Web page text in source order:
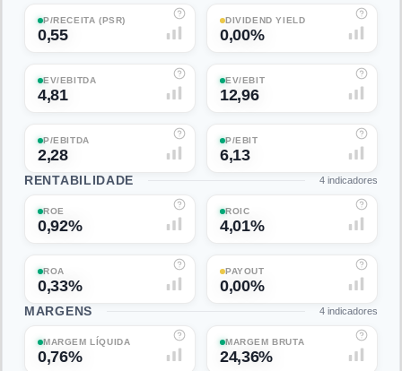
P/RECEITA (PSR)
0,55
DIVIDEND YIELD
0,00%
EV/EBITDA
4,81
EV/EBIT
12,96
P/EBITDA
2,28
P/EBIT
6,13
RENTABILIDADE 4 indicadores
ROE
0,92%
ROIC
4,01%
ROA
0,33%
PAYOUT
0,00%
MARGENS 4 indicadores
MARGEM LÍQUIDA
0,76%
MARGEM BRUTA
24,36%